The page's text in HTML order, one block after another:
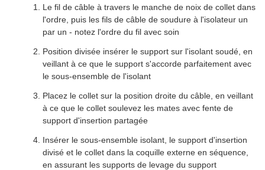
Le fil de câble à travers le manche de noix de collet dans
l'ordre, puis les fils de câble de soudure à l'isolateur un
par un - notez l'ordre du fil avec soin
Position divisée insérer le support sur l'isolant soudé, en
veillant à ce que le support s'accorde parfaitement avec
le sous-ensemble de l'isolant
Placez le collet sur la position droite du câble, en veillant
à ce que le collet soulevez les mates avec fente de
support d'insertion partagée
Insérer le sous-ensemble isolant, le support d'insertion
divisé et le collet dans la coquille externe en séquence,
en assurant les supports de levage du support